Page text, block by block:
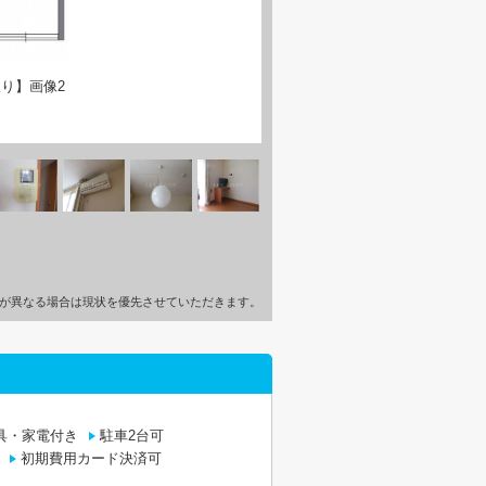
】画像2
なる場合は現状を優先させていただきます。
・家電付き
駐車2台可
初期費用カード決済可